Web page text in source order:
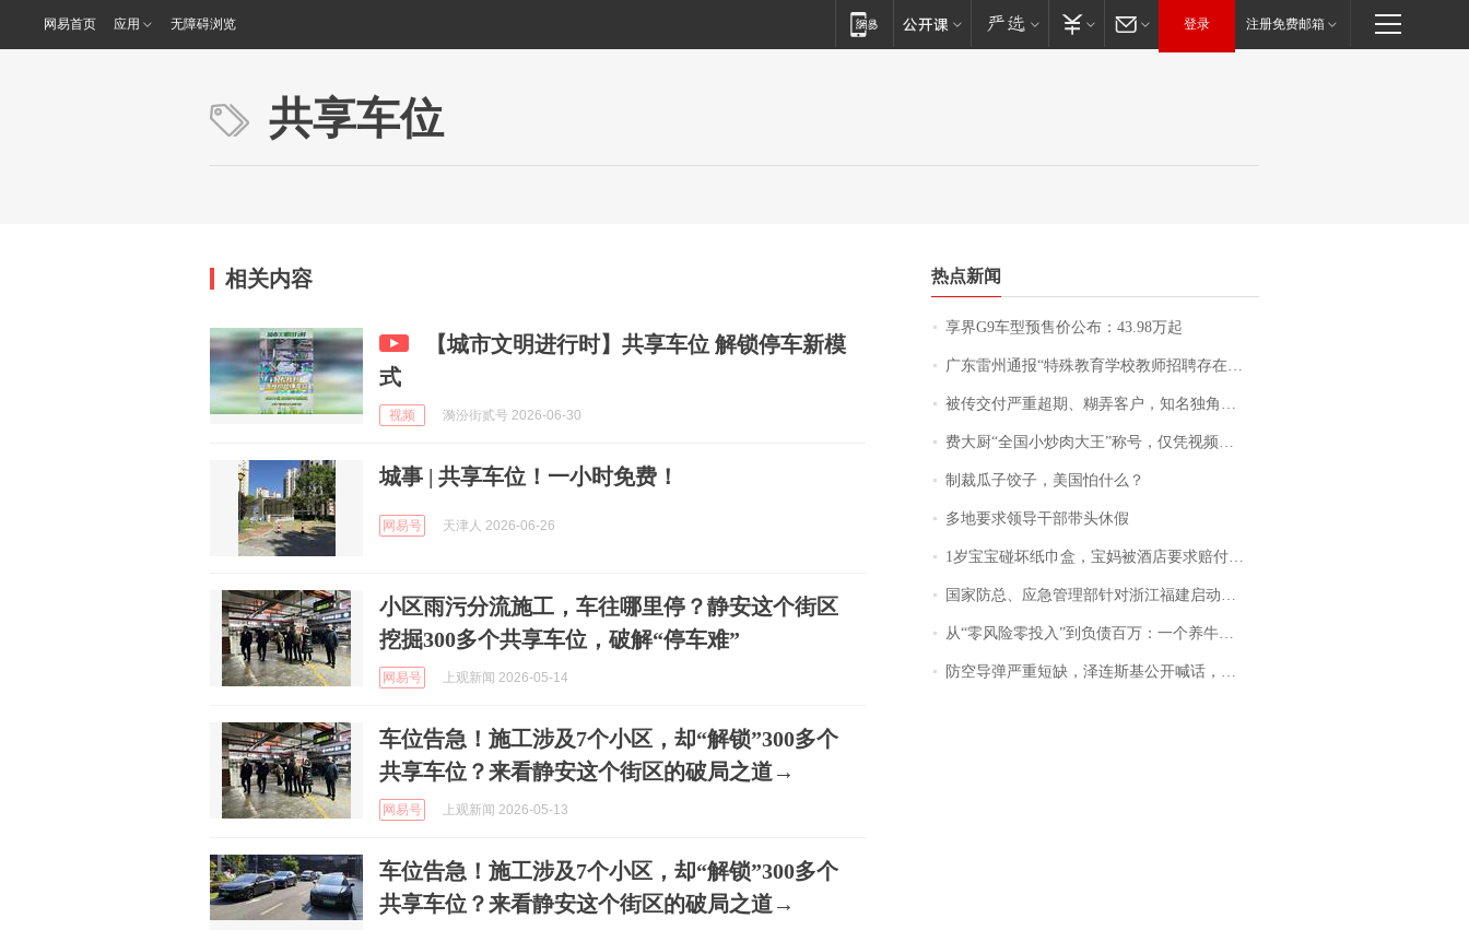
网易首页 应用 无障碍浏览 登录 注册免费邮箱
共享车位
相关内容
【城市文明进行时】共享车位 解锁停车新模
式
视频 漪汾街贰号 2026-06-30
城事 | 共享车位！一小时免费！
网易号 天津人 2026-06-26
小区雨污分流施工，车往哪里停？静安这个街区
挖掘300多个共享车位，破解“停车难”
网易号 上观新闻 2026-05-14
车位告急！施工涉及7个小区，却“解锁”300多个
共享车位？来看静安这个街区的破局之道→
网易号 上观新闻 2026-05-13
车位告急！施工涉及7个小区，却“解锁”300多个
共享车位？来看静安这个街区的破局之道→
热点新闻
享界G9车型预售价公布：43.98万起
广东雷州通报“特殊教育学校教师招聘存在违规行为”：已启动问责程序 副校长被停职
被传交付严重超期、糊弄客户，知名独角兽车企创始人回应：都没证据，将依法采取措施，“本人长期与美国交管局保持沟通，对方表示肯定”
费大厨“全国小炒肉大王”称号，仅凭视频评出？中国烹饪协会回应
制裁瓜子饺子，美国怕什么？
多地要求领导干部带头休假
1岁宝宝碰坏纸巾盒，宝妈被酒店要求赔付924元！三亚一酒店回复：骨瓷定制！网友一查价格，吵翻了
国家防总、应急管理部针对浙江福建启动防汛防台风四级应急响应
从“零风险零投入”到负债百万：一个养牛项目崩盘后，谁该为农户的贷款买单丨红星调查
防空导弹严重短缺，泽连斯基公开喊话，乌克兰失去导弹拦截能力？